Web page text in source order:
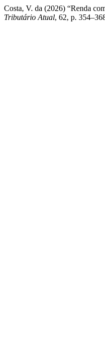
Costa, V. da (2026) “Renda
Tributário Atual, 62, p.